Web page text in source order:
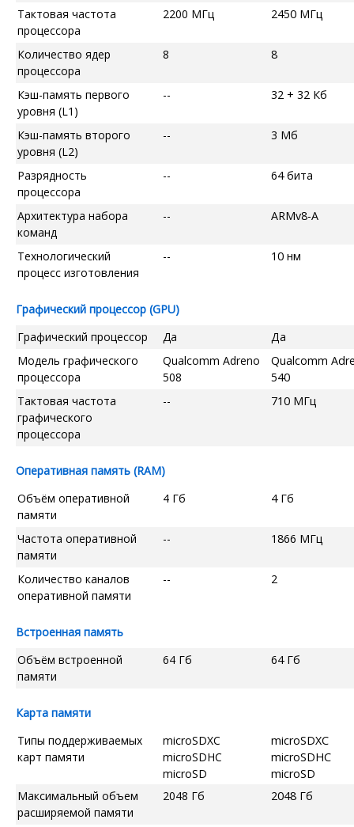
Тактовая частота
процессора
2200 МГц 2450 МГц
Количество ядер
процессора
8 8
Кэш-память первого
уровня (L1)
-- 32 + 32 Кб
Кэш-память второго
уровня (L2)
-- 3 Мб
Разрядность
процессора
-- 64 бита
Архитектура набора
команд
-- ARMv8-A
Технологический
процесс изготовления
-- 10 нм
Графический процессор (GPU)
Графический процессор
Да
Да
Модель графического
процессора
Qualcomm Adreno
508
Qualcomm
540
Тактовая частота
графического
процессора
-- 710 МГц
Оперативная память (RAM)
Объём оперативной
памяти
4 Гб 4 Гб
Частота оперативной
памяти
-- 1866 МГц
Количество каналов
оперативной памяти
-- 2
Встроенная память
Объём встроенной
памяти
64 Гб 64 Гб
Карта памяти
Типы поддерживаемых
карт памяти
microSDXC
microSDHC
microSD
microSDXC
microSDHC
microSD
Максимальный объем
расширяемой памяти
2048 Гб 2048 Гб